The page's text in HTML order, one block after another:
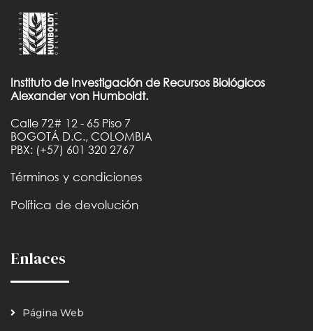
Instituto de Investigación de Recursos Biológicos
Alexander von Humboldt.
Calle 72# 12 - 65 Piso 7
BOGOTÁ D.C., COLOMBIA
PBX: (+57) 601 320 2767
Términos y condiciones
Política de devolución
Enlaces
Página Web